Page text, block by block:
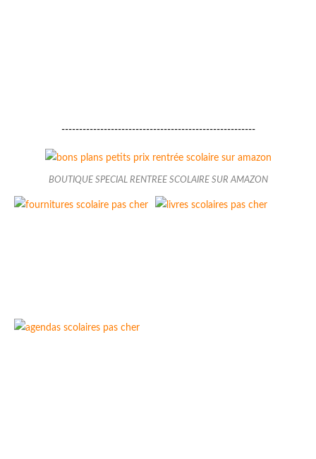
-------------------------------------------------------
BOUTIQUE SPECIAL RENTREE SCOLAIRE SUR AMAZON